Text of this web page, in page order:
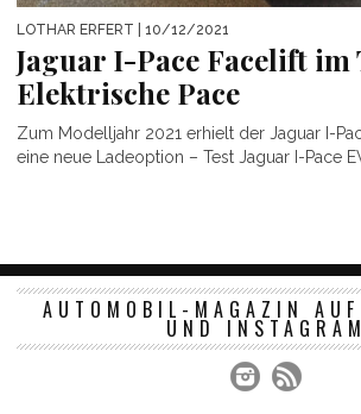
LOTHAR ERFERT | 10/12/2021
Jaguar I-Pace Facelift im
Elektrische Pace
Zum Modelljahr 2021 erhielt der Jaguar I-
eine neue Ladeoption – Test Jaguar I-Pace
AUTOMOBIL-MAGAZIN AUF
UND INSTAGRAM